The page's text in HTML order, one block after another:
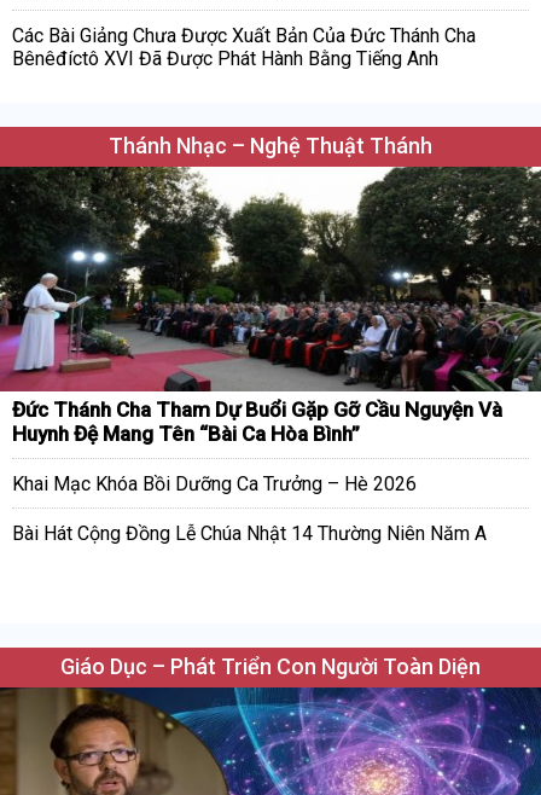
Các Bài Giảng Chưa Được Xuất Bản Của Đức Thánh Cha
Bênêđíctô XVI Đã Được Phát Hành Bằng Tiếng Anh
Thánh Nhạc – Nghệ Thuật Thánh
Đức Thánh Cha Tham Dự Buổi Gặp Gỡ Cầu Nguyện Và
Huynh Đệ Mang Tên “Bài Ca Hòa Bình”
Khai Mạc Khóa Bồi Dưỡng Ca Trưởng – Hè 2026
Bài Hát Cộng Đồng Lễ Chúa Nhật 14 Thường Niên Năm A
Giáo Dục – Phát Triển Con Người Toàn Diện